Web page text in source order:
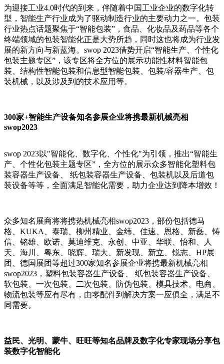
为迎接工业4.0时代的到来，伴随着中国工业企业的数字化转
型，智能生产行业成为了驱动制造行业的主要动力之一。包装
行业热点话题聚焦于“智能包装”，食品、化妆品及药品等各个
终端领域的包装智能化正是大势所趋，同时这也将成为行业发
展的新方向与新蓝海。swop 2023借势开启“智能生产、个性化
包装主题专区”，该专区将全方位的展示功能性材料智能包
装、结构性智能包装和信息型智能包装、包装/容器生产、包
装机械，以及涉及到的技术应用等。
300家+智能生产设备知名参展企业将携最新机械亮相
swop2023
swop 2023以"智能化、数字化、个性化"为引领，推出“智能生
产、个性化包装主题专区”，全方位的展示众多智能化塑料包
装容器生产设备、 纸包装容器生产设备、包装机以及后道包
装设备等等，全面满足智能化需要，助力企业达到降本增效！
众多知名展商将将携热机械亮相swop2023，部份包括德马
格、KUKA、泰瑞、柳州精业、金纬、佳速、恩格、新磊、铸
信、铭雄、欧诺、莫迪维克、永创、中亚、华联、怡和、人
天、海川、粤东、晓辉、瑞大、新发现、新立、锐志、HP展
团、德国展团等超过300家知名参展企业将携最新机械亮相
swop2023，塑料包装容器生产设备、 纸包装容器生产设备、
软包装、一次包装、二次包装、防伪包装、模具技术、电商、
物流包装等应有尽有，由零配件到解决方案一应俱全，满足不
同需要。
益民、光明、蒙牛、旺旺等知名品牌及数字化专家现场分享包
装数字化智能化